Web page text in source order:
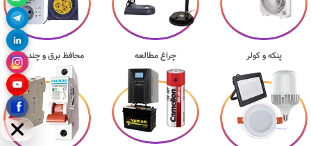
پنکه و کولر چراغ مطالعه محافظ برق و چندراهی